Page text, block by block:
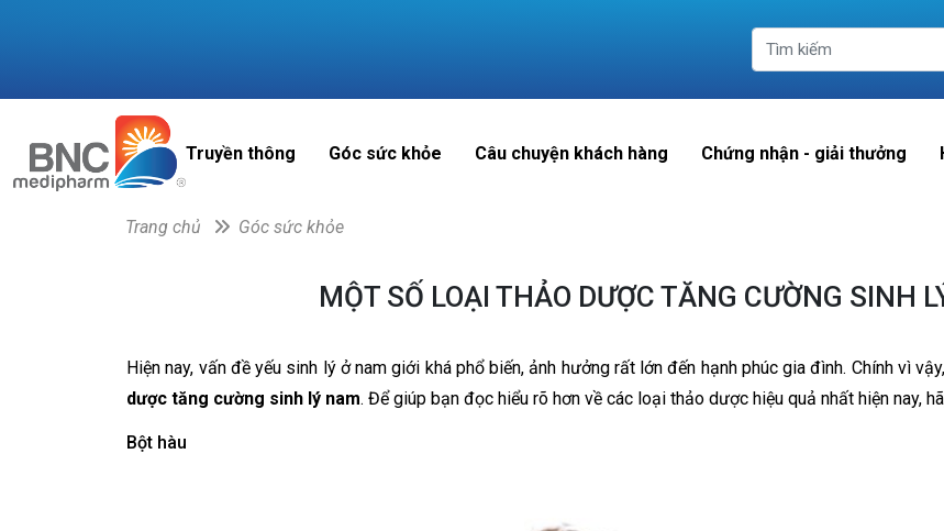
Truyền thông Góc sức khỏe Câu chuyện khách hàng Chứng nhận - giải thưởng
Trang chủ Góc sức khỏe
MỘT SỐ LOẠI THẢO DƯỢC TĂNG CƯỜNG SINH
Hiện nay, vấn đề yếu sinh lý ở nam giới khá phổ biến, ảnh hưởng rất lớn đến hạnh phúc gia đình. Chính vì
dược tăng cường sinh lý nam. Để giúp bạn đọc hiểu rõ hơn về các loại thảo dược hiệu quả nhất hiện nay,
Bột hàu